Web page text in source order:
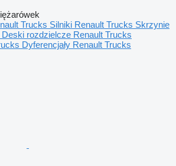
Trucks Silniki Renault Trucks Skrzynie
Deski rozdzielcze Renault Trucks
Dyferencjały Renault Trucks